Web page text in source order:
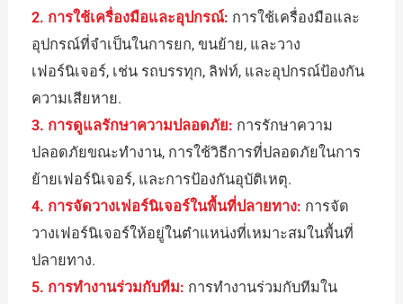
2. การใช้เครื่องมือและอุปกรณ์: การใช้เครื่องมือและ
อุปกรณ์ที่จำเป็นในการยก, ขนย้าย, และวาง
เฟอร์นิเจอร์, เช่น รถบรรทุก, ลิฟท์, และอุปกรณ์ป้องกัน
ความเสียหาย.
3. การดูแลรักษาความปลอดภัย: การรักษาความ
ปลอดภัยขณะทำงาน, การใช้วิธีการที่ปลอดภัยในการ
ย้ายเฟอร์นิเจอร์, และการป้องกันอุบัติเหตุ.
4. การจัดวางเฟอร์นิเจอร์ในพื้นที่ปลายทาง: การจัด
วางเฟอร์นิเจอร์ให้อยู่ในตำแหน่งที่เหมาะสมในพื้นที่
ปลายทาง.
5. การทำงานร่วมกับทีม: การทำงานร่วมกับทีมใน